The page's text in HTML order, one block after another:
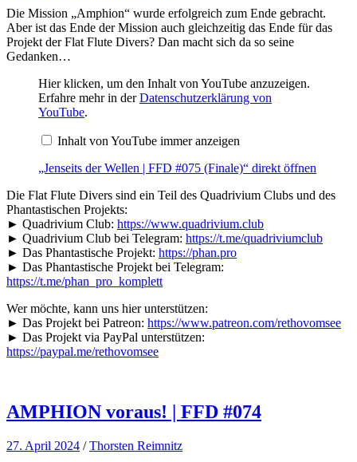
Die Mission „Amphion“ wurde erfolgreich zum Ende gebracht.
Aber ist das Ende der Mission auch gleichzeitig das Ende für das
Projekt der Flat Flute Divers? Dan macht sich da so seine
Gedanken…
„Jenseits
der
Wellen
|
#075
von
YouTube
anzeigen
Hier klicken, um den Inhalt von YouTube anzuzeigen.
Erfahre mehr in derDatenschutzerklärung von
YouTube.
Inhalt von YouTube immer anzeigen
„Jenseits der Wellen | FFD #075 (Finale)“ direkt öffnen
Die Flat Flute Divers sind ein Teil des Quadrivium Clubs und des
Phantastischen Projekts:
► Quadrivium Club: https://www.quadrivium.club
► Quadrivium Club bei Telegram: https://t.me/quadriviumclub
► Das Phantastische Projekt: https://phan.pro
► Das Phantastische Projekt bei Telegram:
https://t.me/phan_pro_komplett
Wer möchte, kann uns hier unterstützen:
► Das Projekt bei Patreon: https://www.patreon.com/rethovomsee
► Das Projekt via PayPal unterstützen:
https://paypal.me/rethovomsee
AMPHION voraus! | FFD #074
27. April 2024 /Thorsten Reimnitz